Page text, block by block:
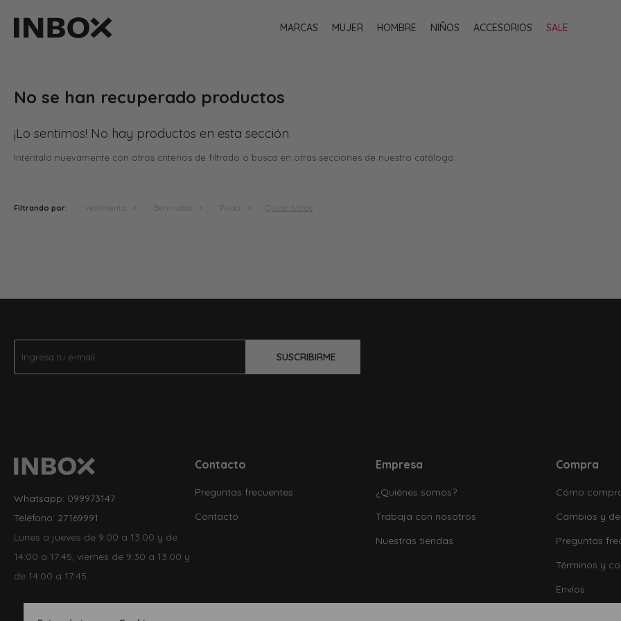
MARCAS MUJER HOMBRE NIÑOS ACCESORIOS SALE
No se han recuperado productos
¡Lo sentimos! No hay productos en esta sección.
Inténtalo nuevamente con otros criterios de filtrado o busca en otras secciones de nuestro catálogo.
Filtrando por: Vestimenta Bermudas Pulau Quitar filtros
SUSCRIBIRME
Whatsapp: 099973147
Teléfono: 27169991
Lunes a jueves de 9:00 a 13:00 y de
14:00 a 17:45, viernes de 9:30 a 13:00 y
de 14:00 a 17:45.
Contacto
Preguntas frecuentes
Contacto
Empresa
¿Quiénes somos?
Trabaja con nosotros
Nuestras tiendas
Compra
Cómo
Cambios y
Preguntas
Términos y
Envíos